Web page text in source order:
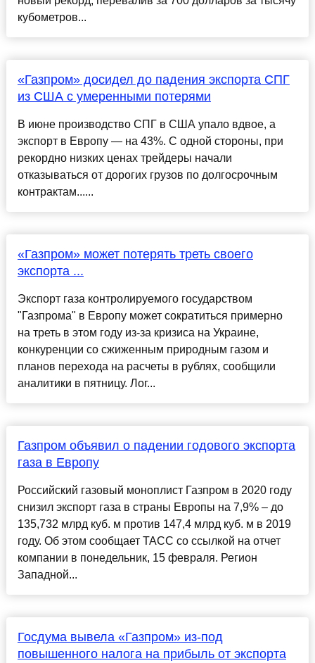
кубометров...
«Газпром» досидел до падения экспорта СПГ
из США с умеренными потерями
В июне производство СПГ в США упало вдвое, а
экспорт в Европу — на 43%. С одной стороны, при
рекордно низких ценах трейдеры начали
отказываться от дорогих грузов по долгосрочным
контрактам......
«Газпром» может потерять треть своего
экспорта ...
Экспорт газа контролируемого государством
"Газпрома" в Европу может сократиться примерно
на треть в этом году из-за кризиса на Украине,
конкуренции со сжиженным природным газом и
планов перехода на расчеты в рублях, сообщили
аналитики в пятницу. Лог...
Газпром объявил о падении годового экспорта
газа в Европу
Российский газовый моноплист Газпром в 2020 году
снизил экспорт газа в страны Европы на 7,9% – до
135,732 млрд куб. м против 147,4 млрд куб. м в 2019
году. Об этом сообщает ТАСС со ссылкой на отчет
компании в понедельник, 15 февраля. Регион
Западной...
Госдума вывела «Газпром» из-под
повышенного налога на прибыль от экспорта